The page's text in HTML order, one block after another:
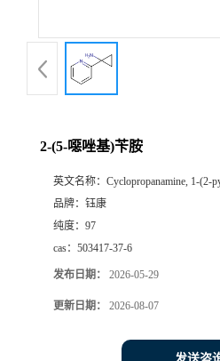
2-(5-噁唑基)苄胺
英文名称： Cyclopropanamine, 1-(2-
品牌： 钰康
纯度： 97
cas： 503417-37-6
发布日期： 2026-05-29
更新日期： 2026-08-07